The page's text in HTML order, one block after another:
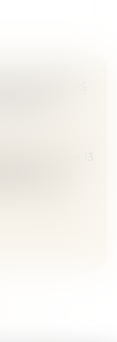
CHARGE DES
|
des 7 janvier et 13
: celui d’une